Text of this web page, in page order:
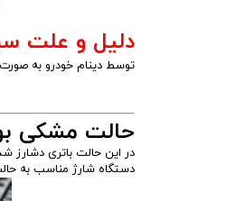
دلیل و علت
توسط دینام خودرو به صورت استاندارد در ولتاژ 13/5 تا 14/4
حالت مشکی
در این حالت باتری دشارز
دستگاه شارژ مناسب به